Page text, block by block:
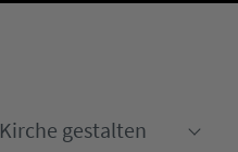
Kirche gestalten